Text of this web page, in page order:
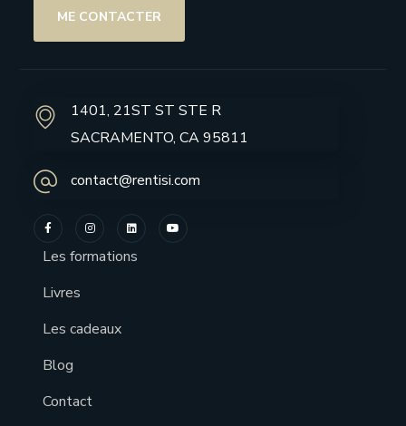
ME CONTACTER
1401, 21ST ST STE R
SACRAMENTO, CA 95811
contact@rentisi.com
Les formations
Livres
Les cadeaux
Blog
Contact